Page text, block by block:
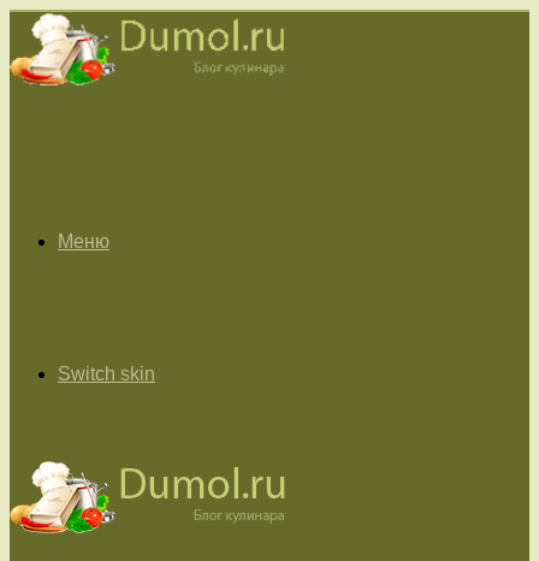
Меню
Switch skin